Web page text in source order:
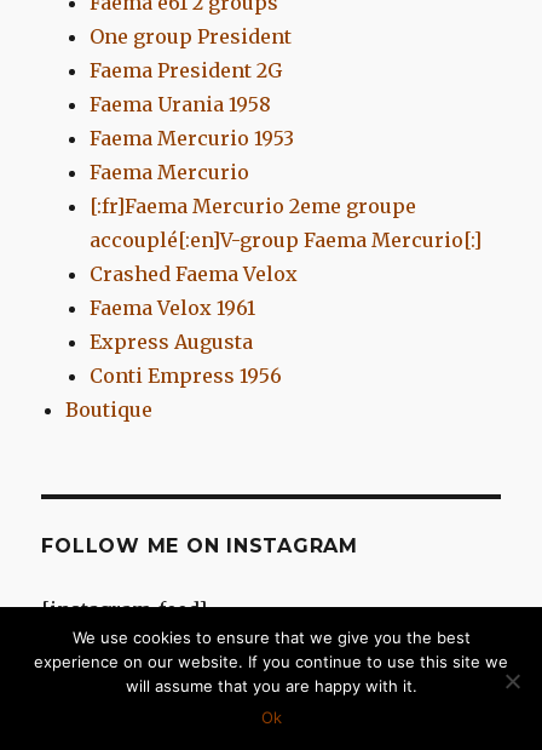
One group President
Faema President 2G
Faema Urania 1958
Faema Mercurio 1953
Faema Mercurio
[:fr]Faema Mercurio 2eme groupe
accouplé[:en]V-group Faema Mercurio[:]
Crashed Faema Velox
Faema Velox 1961
Express Augusta
Conti Empress 1956
Boutique
FOLLOW ME ON INSTAGRAM
[instagram-feed]
Fièrement propulsé par WordPress
We use cookies to ensure that we give you the best
experience on our website. If you continue to use this site we
will assume that you are happy with it.
Ok